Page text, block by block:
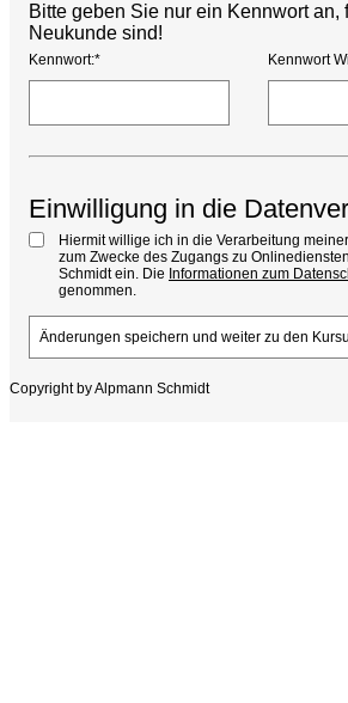
Bitte geben Sie nur ein Kennwort
Neukunde sind!
Kennwort:* Kennwort
Einwilligung in die
Hiermit willige ich in die Verarbeitung
zum Zwecke des Zugangs zu
Schmidt ein. Die Informationen zum
genommen.
Copyright by Alpmann Schmidt